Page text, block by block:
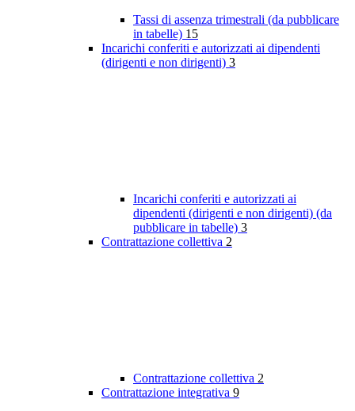
Tassi di assenza trimestrali (da pubblicare
in tabelle) 15
Incarichi conferiti e autorizzati ai dipendenti
(dirigenti e non dirigenti) 3
Incarichi conferiti e autorizzati ai
dipendenti (dirigenti e non dirigenti) (da
pubblicare in tabelle) 3
Contrattazione collettiva 2
Contrattazione collettiva 2
Contrattazione integrativa 9